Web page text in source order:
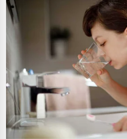
Os relatos preliminares
mulher estavam envolvidos
minutos antes de
A gravidade da briga chamou
passava pelo local, mas a
que qualquer pessoa
evitar que ambos caíssem
do trapiche.